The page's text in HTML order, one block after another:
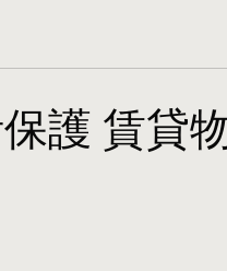
護 賃貸